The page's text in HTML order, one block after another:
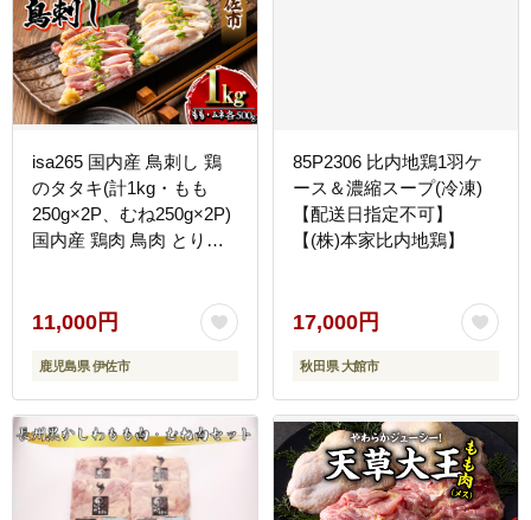
isa265 国内産 鳥刺し 鶏
のタタキ(計1kg・もも
250g×2P、むね250g×2P)
国内産 鶏肉 鳥肉 とりに
まみ 晩酌 食べ比べ たた
11,000円
鹿児島県 伊佐市
85P2306 比内地鶏1羽ケ
ース＆濃縮スープ(冷凍)
【配送日指定不可】
【(株)本家比内地鶏】
17,000円
秋田県 大館市